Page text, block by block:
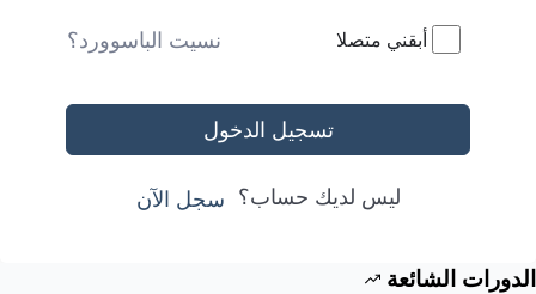
أبقني متصلا نسيت الباسوورد؟
تسجيل الدخول
ليس لديك حساب؟ سجل الآن
الدورات الشائعة